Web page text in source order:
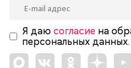
Я даю согласие на
персональных данных.